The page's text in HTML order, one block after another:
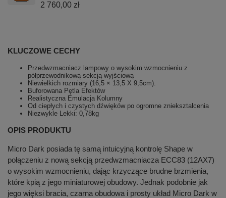
2 760,00 zł
KLUCZOWE CECHY
Przedwzmacniacz lampowy o wysokim wzmocnieniu z
półprzewodnikową sekcją wyjściową
Niewielkich rozmiary (16,5 × 13,5 X 9,5cm).
Buforowana Pętla Efektów
Realistyczna Emulacja Kolumny
Od ciepłych i czystych dźwięków po ogromne zniekształcenia
Niezwykle Lekki: 0,78kg
OPIS PRODUKTU
Micro Dark posiada tę samą intuicyjną kontrolę Shape w
połączeniu z nową sekcją przedwzmacniacza ECC83 (12AX7)
o wysokim wzmocnieniu, dając krzyczące brudne brzmienia,
które kpią z jego miniaturowej obudowy. Jednak podobnie jak
jego więksi bracia, czarna obudowa i prosty układ Micro Dark w